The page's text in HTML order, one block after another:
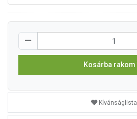
Kosárba rakom
Kívánságlista